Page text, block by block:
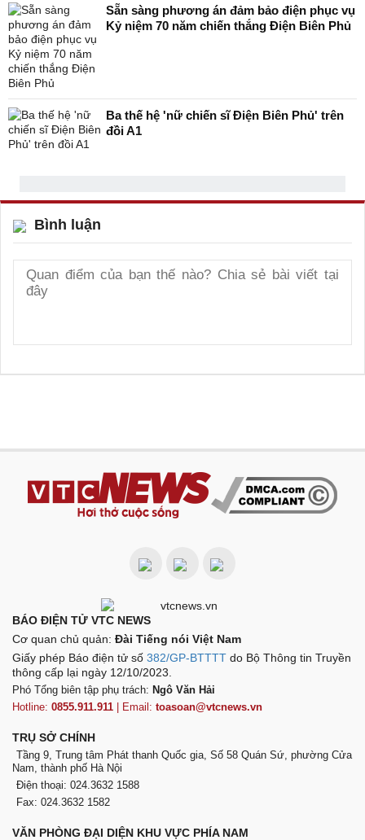
Sẵn sàng phương án đảm bảo điện phục vụ
Kỷ niệm 70 năm chiến thắng Điện Biên Phủ
Ba thế hệ 'nữ chiến sĩ Điện Biên Phủ' trên
đồi A1
Bình luận
BÁO ĐIỆN TỬ VTC NEWS
Cơ quan chủ quản: Đài Tiếng nói Việt Nam
Giấy phép Báo điện tử số 382/GP-BTTTT do Bộ Thông tin Truyền
thông cấp lại ngày 12/10/2023.
Phó Tổng biên tập phụ trách: Ngô Văn Hải
Hotline: 0855.911.911 | Email: toasoan@vtcnews.vn
TRỤ SỞ CHÍNH
Tầng 9, Trung tâm Phát thanh Quốc gia, Số 58 Quán Sứ, phường Cửa
Nam, thành phố Hà Nội
Điện thoại: 024.3632 1588
Fax: 024.3632 1582
VĂN PHÒNG ĐẠI DIỆN KHU VỰC PHÍA NAM